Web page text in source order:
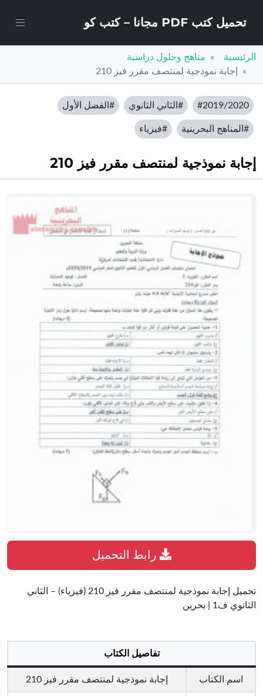
تحميل كتب PDF مجانا – كتب كو
الرئيسية
مناهج وحلول دراسية
إجابة نموذجية لمنتصف مقرر فيز 210
#2019/2020 #الثاني الثانوي #الفصل الأول
#المناهج البحرينية #فيزياء
إجابة نموذجية لمنتصف مقرر فيز 210
تحميل إجابة نموذجية لمنتصف مقرر فيز 210 (فيزياء) – الثاني
الثانوي ف1 | بحرين
تفاصيل الكتاب
اسم الكتاب إجابة نموذجية لمنتصف مقرر فيز 210